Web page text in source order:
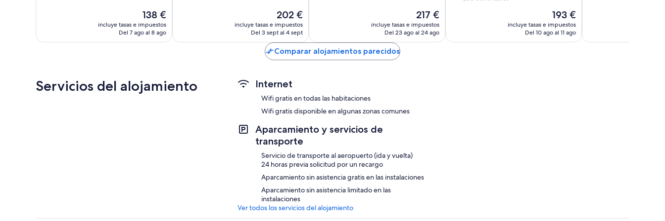
El
precio
actual
138 €
incluye tasas e impuestos
Del 7 ago al 8 ago
El
precio
actual
de
202 €
202 €
incluye tasas e impuestos
Del 3 sept al 4 sept
El
precio
actual
217 €
incluye tasas e impuestos
Del 23 ago al 24 ago
El
precio
actual
193 €
incluye tasas e impuestos
Del 10 ago al 11 ago
Comparar alojamientos parecidos
Servicios del alojamiento Internet
Wifi gratis en todas las habitaciones
Wifi gratis disponible en algunas zonas comunes
Aparcamiento y servicios de
transporte
Servicio de transporte al aeropuerto (ida y vuelta)
24 horas previa solicitud por un recargo
Aparcamiento sin asistencia gratis en las instalaciones
Aparcamiento sin asistencia limitado en las
instalaciones
Ver todos los servicios del alojamiento